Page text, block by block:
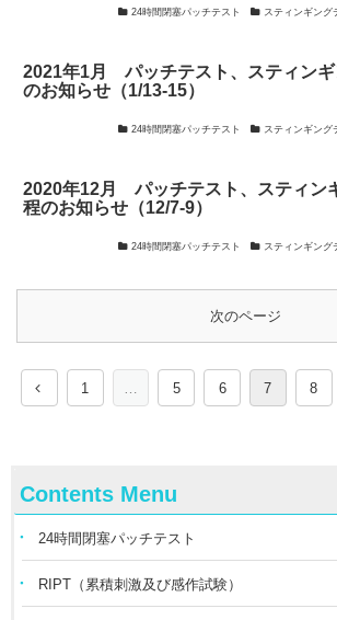
24時間閉塞パッチテスト
スティンギング
2021年1月 パッチテスト、スティンギ
のお知らせ（1/13-15）
24時間閉塞パッチテスト
スティンギング
2020年12月 パッチテスト、スティン
程のお知らせ（12/7-9）
24時間閉塞パッチテスト
スティンギング
次のページ
1 … 5 6 7 8
Contents Menu
24時間閉塞パッチテスト
RIPT（累積刺激及び感作試験）